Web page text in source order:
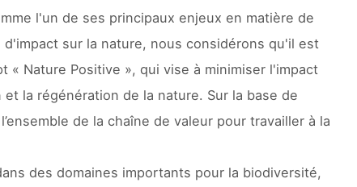
l'un de ses principaux enjeux en matière de
sur la nature, nous considérons qu'il est
Nature Positive », qui vise à minimiser l'impact
la régénération de la nature. Sur la base de
de la chaîne de valeur pour travailler à la
des domaines importants pour la biodiversité,